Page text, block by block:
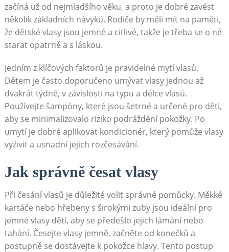
začíná už od nejmladšího věku, a proto je dobré zavést
několik základních návyků. Rodiče by měli mít na paměti,
že dětské vlasy jsou jemné a citlivé, takže je třeba se o ně
starat opatrně a s láskou.
Jedním z klíčových faktorů je pravidelné mytí vlasů.
Dětem je často doporučeno umývat vlasy jednou až
dvakrát týdně, v závislosti na typu a délce vlasů.
Používejte šampóny, které jsou šetrné a určené pro děti,
aby se minimalizovalo riziko podráždění pokožky. Po
umytí je dobré aplikovat kondicionér, který pomůže vlasy
vyživit a usnadní jejich rozčesávání.
Jak správně česat vlasy
Při česání vlasů je důležité volit správné pomůcky. Měkké
kartáče nebo hřebeny s širokými zuby jsou ideální pro
jemné vlasy dětí, aby se předešlo jejich lámání nebo
tahání. Česejte vlasy jemně, začněte od konečků a
postupně se dostávejte k pokožce hlavy. Tento postup